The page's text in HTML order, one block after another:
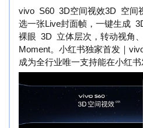
vivo S60 3D空间视效3D 空间
选一张Live封面帧，一键生成
裸眼 3D 立体层次，转动视角
Moment。小红书独家首发｜
成为全行业唯一支持能在小红